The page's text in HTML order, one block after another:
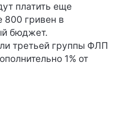
платить еще
800 гривен в
бюджет.
третьей группы ФЛП
1% от